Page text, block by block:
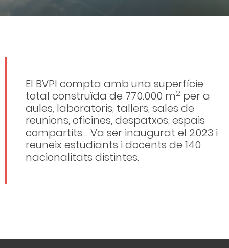
El BVPI compta amb una superfície
total construïda de 770.000 m2 per a
aules, laboratoris, tallers, sales de
reunions, oficines, despatxos, espais
compartits… Va ser inaugurat el 2023 i
reuneix estudiants i docents de 140
nacionalitats distintes.